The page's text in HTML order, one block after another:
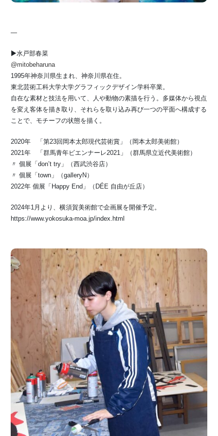
—
▶︎水戸部春菜
@mitobeharuna
1995年神奈川県生まれ、神奈川県在住。
東北芸術工科大学大学グラフィックデザイン学科卒業。
自在な素材と技法を用いて、人や動物の素描を行う。多媒体から視点
を変え客体を描き取り、それらを取り込み再び一つの平面へ構成する
ことで、モチーフの状態を描く。
2020年 「第23回岡本太郎現代芸術賞」（岡本太郎美術館）
2021年 「群馬青年ビエンナーレ2021」（群馬県立近代美術館）
〃 個展「don’t try」（西武渋谷店）
〃 個展「town」（galleryN）
2022年 個展「Happy End」（DÉE 自由が丘店）
2024年1月より、横須賀美術館で企画展を開催予定。
https://www.yokosuka-moa.jp/index.html